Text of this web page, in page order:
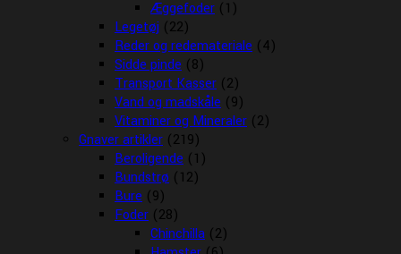
Æggefoder (1)
Legetøj (22)
Reder og redemateriale (4)
Sidde pinde (8)
Transport Kasser (2)
Vand og madskåle (9)
Vitaminer og Mineraler (2)
Gnaver artikler (219)
Beroligende (1)
Bundstrø (12)
Bure (9)
Foder (28)
Chinchilla (2)